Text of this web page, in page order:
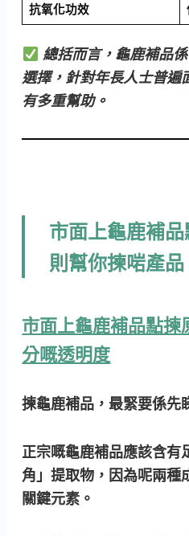
抗氧化功效
總括而言，龜鹿補品
選擇，針對年長人士普遍
有多重幫助。
市面上龜鹿補
則幫你揀啱產品
市面上龜鹿補品點
分嘅透明度
揀龜鹿補品，最緊要係先
正宗嘅龜鹿補品應該含有
角」提取物，因為呢兩種
關鍵元素。